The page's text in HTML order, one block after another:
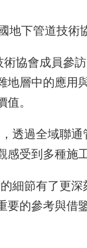
地下管道技術
會成員參訪
地層中的應
。
過全域聯通
受到多種施
節有了更深
的參考與借鑒